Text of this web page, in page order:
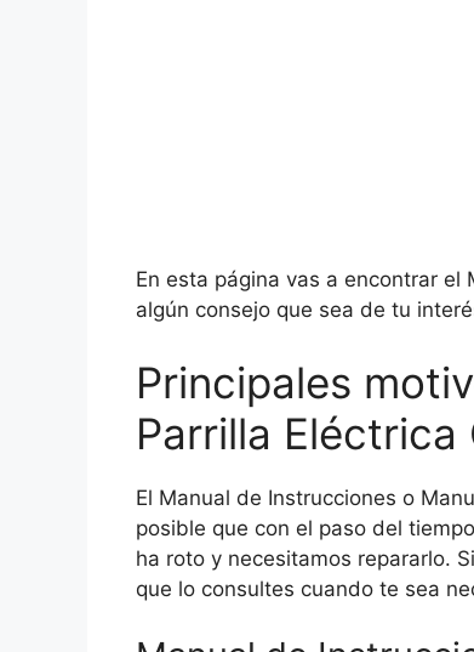
En esta página vas a encontrar el
algún consejo que sea de tu
Principales
Parrilla Eléctrica
El Manual de Instrucciones o
posible que con el paso del
ha roto y necesitamos repararlo.
que lo consultes cuando te sea